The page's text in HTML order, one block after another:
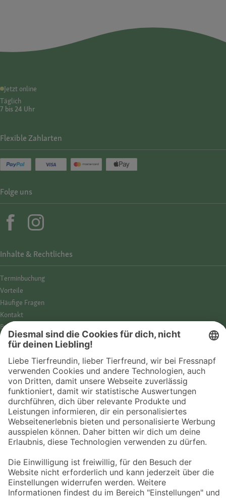
Jetzt online
Täglich
7 bis 24 Uhr
© 2026 Fressnapf Tiernahrungs GmbH
Westpreußenstraße 32-38
Inhalte & Rechtliches
Termin­buchung
Vorteile
Häufige Fragen
Kontakt
Barrierefreiheit
Impressum
Datenschutz­hinweise
Cookies
AGB
Entdecke Fressnapf
Tierversicherung
GPS-Tracker
Fressnapf Salon
Online-Shop
Flexible Zahlarten
Folge uns